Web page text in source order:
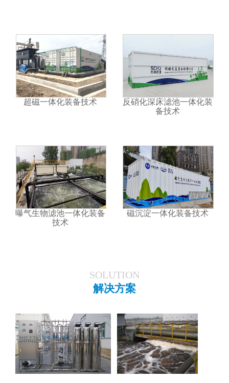
超磁一体化装备技术
反硝化深床滤池一体化装
备技术
曝气生物滤池一体化装备
技术
磁沉淀一体化装备技术
SOLUTION
解决方案